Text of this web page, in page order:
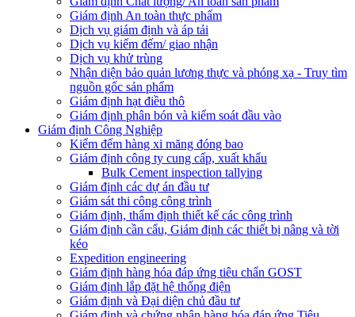
Giám định An toàn thực phẩm
Dịch vụ giám định và áp tải
Dịch vụ kiểm đếm/ giao nhận
Dịch vụ khử trùng
Nhận diện bảo quản lương thực và phóng xạ - Truy tìm
nguồn gốc sản phẩm
Giám định hạt điều thô
Giám định phân bón và kiểm soát đầu vào
Giám định Công Nghiệp
Kiểm đếm hàng xi măng đóng bao
Giám định công ty cung cấp, xuất khẩu
Bulk Cement inspection tallying
Giám định các dự án đầu tư
Giám sát thi công công trình
Giám định, thẩm định thiết kế các công trình
Giám định cần cẩu, Giám định các thiết bị nâng và tời
kéo
Expedition engineering
Giám định hàng hóa đáp ứng tiêu chẩn GOST
Giám định lắp đặt hệ thống điện
Giám định và Đại diện chủ đầu tư